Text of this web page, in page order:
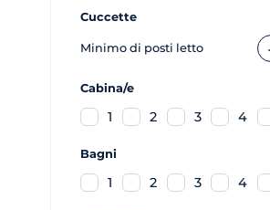
Cuccette
Minimo di posti letto
Cabina/e
1 2 3 4
Bagni
1 2 3 4